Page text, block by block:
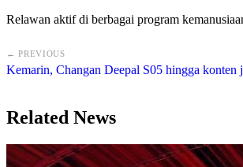
Relawan aktif di berbagai program
← PREVIOUS
Kemarin, Changan Deepal S05 hingga
Related News